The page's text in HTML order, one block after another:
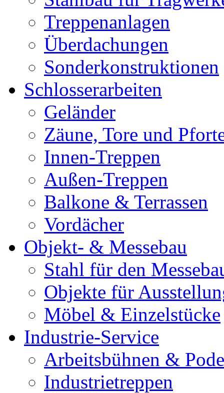
Treppenanlagen
Überdachungen
Sonderkonstruktionen
Schlosserarbeiten
Geländer
Zäune, Tore und
Innen-Treppen
Außen-Treppen
Balkone & Terrassen
Vordächer
Objekt- & Messebau
Stahl für den
Objekte für
Möbel & Einzelstücke
Industrie-Service
Arbeitsbühnen &
Industrietreppen